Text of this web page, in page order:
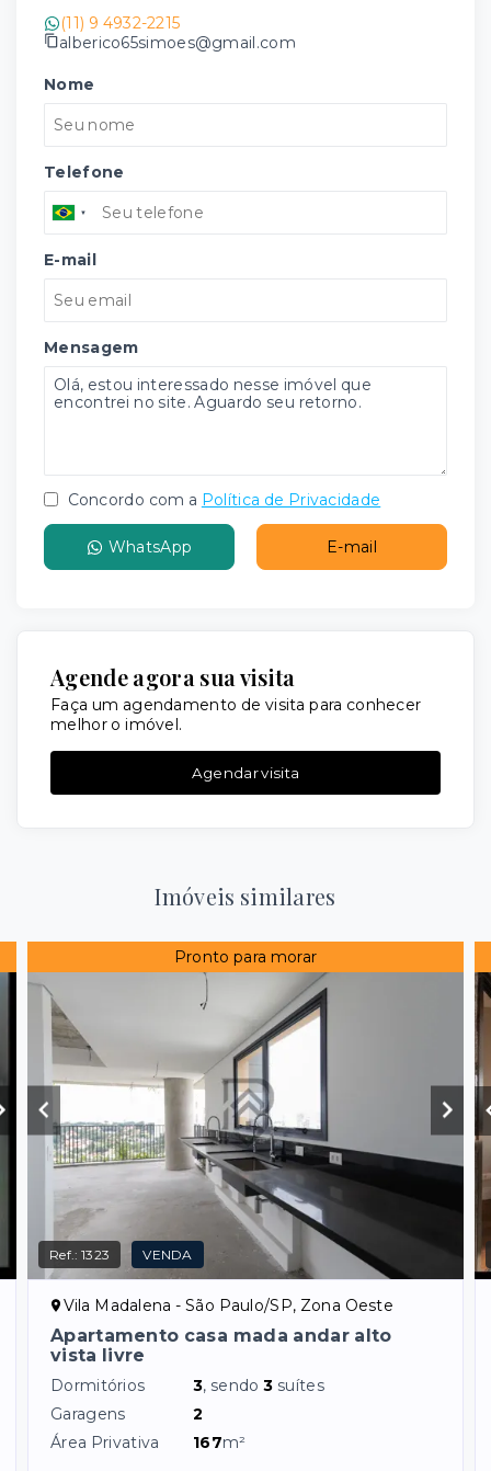
(11) 9 4932-2215
alberico65simoes@gmail.com
Nome
Telefone
E-mail
Mensagem
Concordo com a Política de Privacidade
WhatsApp E-mail
Agende agora sua visita
Faça um agendamento de visita para conhecer
melhor o imóvel.
Agendar visita
Imóveis similares
Pronto para morar
Ref.:1323 VENDA
Vila Madalena - São Paulo/SP, Zona Oeste
Apartamento casa mada andar alto
vista livre
Dormitórios 3, sendo3 suítes
Garagens
2
Área Privativa
167m²